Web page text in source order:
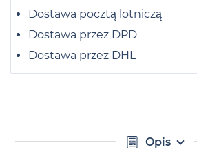
Dostawa pocztą lotniczą
Dostawa przez DPD
Dostawa przez DHL
Opis